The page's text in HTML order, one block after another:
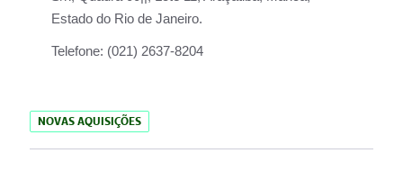
Estado do Rio de Janeiro.
Telefone: (021) 2637-8204
NOVAS AQUISIÇÕES